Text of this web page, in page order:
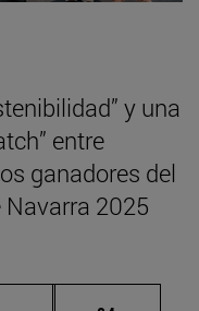
y una
entre
ganadores del
2025